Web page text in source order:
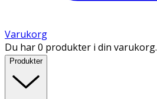
Varukorg
Du har 0 produkter i din varukorg.
Produkter